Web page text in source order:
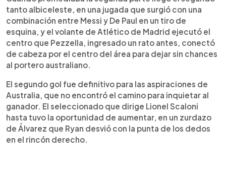
tanto albiceleste, en una jugada que surgió con una
combinación entre Messi y De Paul en un tiro de
esquina, y el volante de Atlético de Madrid ejecutó el
centro que Pezzella, ingresado un rato antes, conectó
de cabeza por el centro del área para dejar sin chances
al portero australiano.
El segundo gol fue definitivo para las aspiraciones de
Australia, que no encontró el camino para inquietar al
ganador. El seleccionado que dirige Lionel Scaloni
hasta tuvo la oportunidad de aumentar, en un zurdazo
de Álvarez que Ryan desvió con la punta de los dedos
en el rincón derecho.